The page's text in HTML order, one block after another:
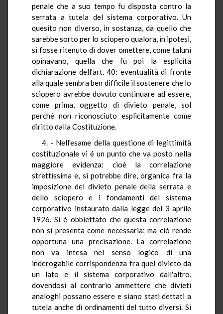
penale che a suo tempo fu disposta contro la
serrata a tutela del sistema corporativo. Un
quesito non diverso, in sostanza, da quello che
sarebbe sorto per lo sciopero qualora, in ipotesi,
si fosse ritenuto di dover omettere, come taluni
opinavano, quella che fu poi la esplicita
dichiarazione dell'art. 40: eventualità di fronte
alla quale sembra ben difficile il sostenere che lo
sciopero avrebbe dovuto continuare ad essere,
come prima, oggetto di divieto penale, sol
perché non riconosciuto esplicitamente come
diritto dalla Costituzione.
4. - Nell'esame della questione di legittimità
costituzionale vi é un punto che va posto nella
maggiore evidenza: cioè la correlazione
strettissima e, si potrebbe dire, organica fra la
imposizione del divieto penale della serrata e
dello sciopero e i fondamenti del sistema
corporativo instaurato dalla legge del 3 aprile
1926. Si é obbiettato che questa correlazione
non si presenta come necessaria; ma ciò rende
opportuna una precisazione. La correlazione
non va intesa nel senso logico di una
inderogabile corrispondenza fra quel divieto da
un lato e il sistema corporativo dall'altro,
dovendosi al contrario ammettere che divieti
analoghi possano essere e siano stati dettati a
tutela anche di ordinamenti del tutto diversi. Si